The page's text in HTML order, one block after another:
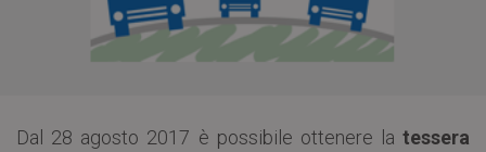
Dal 28 agosto 2017 è possibile ottenere la tessera